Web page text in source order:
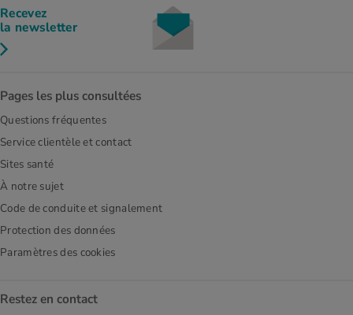
Recevez
la newsletter
Pages les plus consultées
Questions fréquentes
Service clientèle et contact
Sites santé
À notre sujet
Code de conduite et signalement
Protection des données
Paramètres des cookies
Restez en contact